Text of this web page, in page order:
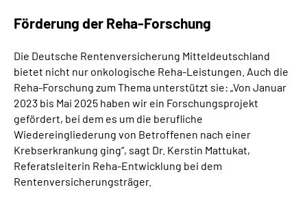
Förderung der Reha-Forschung
Die Deutsche Rentenversicherung Mitteldeutschland
bietet nicht nur onkologische Reha-Leistungen. Auch die
Reha-Forschung zum Thema unterstützt sie: „Von Januar
2023 bis Mai 2025 haben wir ein Forschungsprojekt
gefördert, bei dem es um die berufliche
Wiedereingliederung von Betroffenen nach einer
Krebserkrankung ging“, sagt Dr. Kerstin Mattukat,
Referatsleiterin Reha-Entwicklung bei dem
Rentenversicherungsträger.